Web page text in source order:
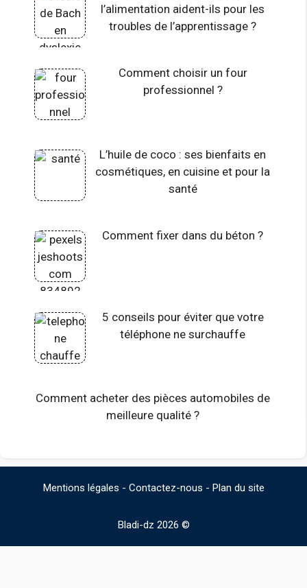
l’alimentation aident-ils pour les
troubles de l’apprentissage ?
Comment choisir un four
professionnel ?
L’huile de coco : ses bienfaits en
cosmétiques, en cuisine et pour la
santé
Comment fixer dans du béton ?
5 conseils pour éviter que votre
téléphone ne surchauffe
Comment acheter des pièces automobiles de
meilleure qualité ?
Mentions légales - Contactez-nous - Plan du site
Bladi-dz 2026 ©